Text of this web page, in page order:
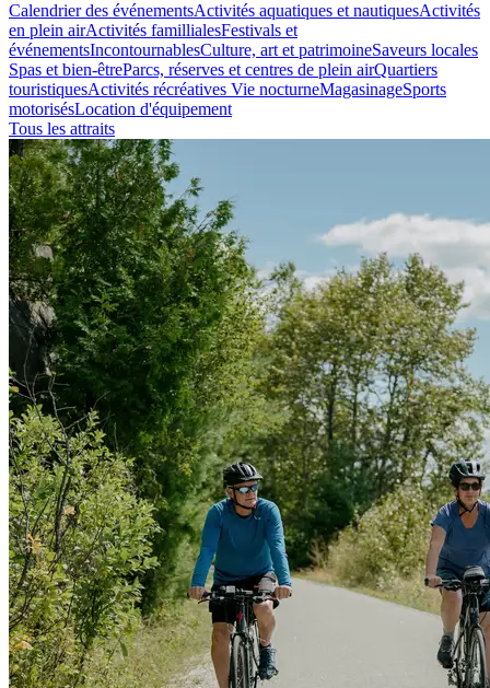
Calendrier des événementsActivités aquatiques et nautiquesActivités
en plein airActivités famillialesFestivals et
événementsIncontournablesCulture, art et patrimoineSaveurs locales
Spas et bien-êtreParcs, réserves et centres de plein airQuartiers
touristiquesActivités récréatives Vie nocturneMagasinageSports
motorisésLocation d'équipement
Tous les attraits